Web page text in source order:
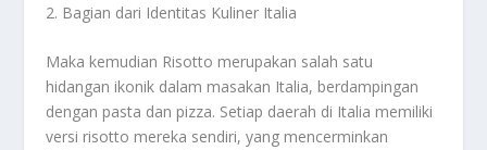
2. Bagian dari Identitas Kuliner Italia
Maka kemudian Risotto merupakan salah satu
hidangan ikonik dalam masakan Italia, berdampingan
dengan pasta dan pizza. Setiap daerah di Italia memiliki
versi risotto mereka sendiri, yang mencerminkan